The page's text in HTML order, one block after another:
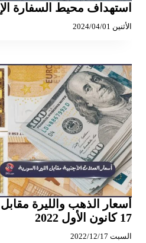
استهداف محيط السفارة
الأثنين 2024/04/01
أسعار الذهب والليرة
17 كانون الأول 2022
السبت 2022/12/17